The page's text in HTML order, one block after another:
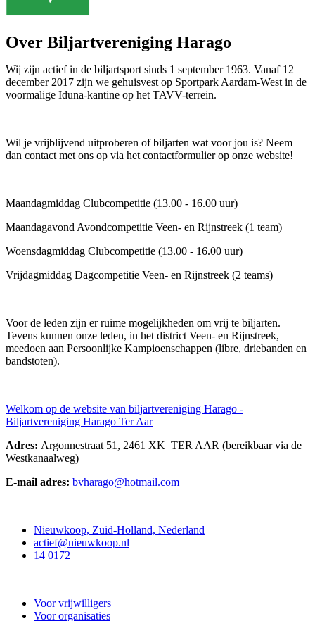
Over Biljartvereniging Harago
Wij zijn actief in de biljartsport sinds 1 september 1963. Vanaf 12
december 2017 zijn we gehuisvest op Sportpark Aardam-West in de
voormalige Iduna-kantine op het TAVV-terrein.
Wil je vrijblijvend uitproberen of biljarten wat voor jou is? Neem
dan contact met ons op via het contactformulier op onze website!
Maandagmiddag Clubcompetitie (13.00 - 16.00 uur)
Maandagavond Avondcompetitie Veen- en Rijnstreek (1 team)
Woensdagmiddag Clubcompetitie (13.00 - 16.00 uur)
Vrijdagmiddag Dagcompetitie Veen- en Rijnstreek (2 teams)
Voor de leden zijn er ruime mogelijkheden om vrij te biljarten.
Tevens kunnen onze leden, in het district Veen- en Rijnstreek,
meedoen aan Persoonlijke Kampioenschappen (libre, driebanden en
bandstoten).
Welkom op de website van biljartvereniging Harago -
Biljartvereniging Harago Ter Aar
Adres: Argonnestraat 51, 2461 XK TER AAR (bereikbaar via de
Westkanaalweg)
E-mail adres: bvharago@hotmail.com
Nieuwkoop, Zuid-Holland, Nederland
actief@nieuwkoop.nl
14 0172
Voor vrijwilligers
Voor organisaties